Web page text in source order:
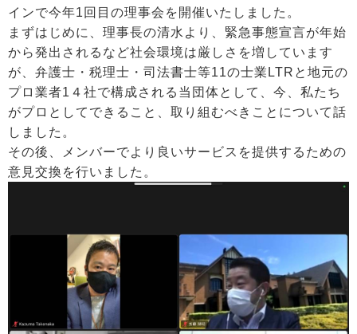
インで今年1回目の理事会を開催いたしました。
まずはじめに、理事長の清水より、緊急事態宣言が年始
から発出されるなど社会環境は厳しさを増しています
が、弁護士・税理士・司法書士等11の士業LTRと地元の
プロ業者1４社で構成される当団体として、今、私たち
がプロとしてできること、取り組むべきことについて話
しました。
その後、メンバーでより良いサービスを提供するための
意見交換を行いました。